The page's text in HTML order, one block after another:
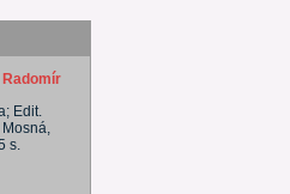
Radomír
Edit.
s.